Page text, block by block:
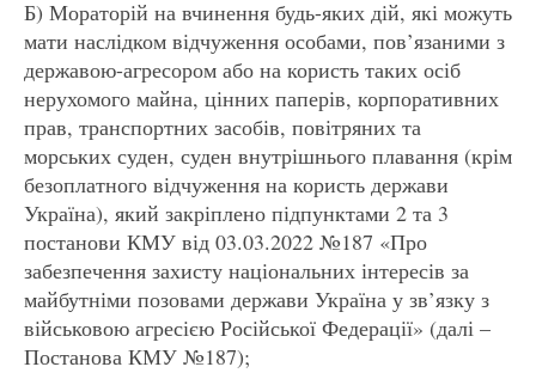
Б) Мораторій на вчинення будь-яких дій, які можуть
мати наслідком відчуження особами, пов’язаними з
державою-агресором або на користь таких осіб
нерухомого майна, цінних паперів, корпоративних
прав, транспортних засобів, повітряних та
морських суден, суден внутрішнього плавання (крім
безоплатного відчуження на користь держави
Україна), який закріплено підпунктами 2 та 3
постанови КМУ від 03.03.2022 №187 «Про
забезпечення захисту національних інтересів за
майбутніми позовами держави Україна у зв’язку з
військовою агресією Російської Федерації» (далі –
Постанова КМУ №187);